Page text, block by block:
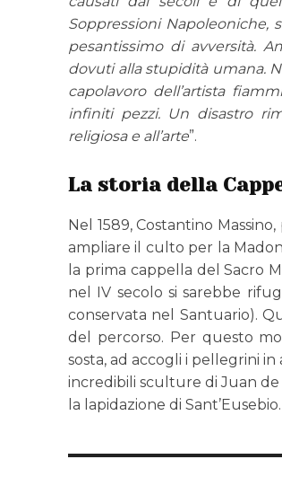
Soppressioni Napoleoniche,
pesantissimo di avversità.
dovuti alla stupidità umana.
capolavoro dell’artista
infiniti pezzi. Un disastro
religiosa e all’arte”.
La storia della
Nel 1589, Costantino
ampliare il culto per la
la prima cappella del Sacro
nel IV secolo si sarebbe
conservata nel Santuario).
del percorso. Per questo
sosta, ad accogli i pellegrini
incredibili sculture di Juan
la lapidazione di Sant’Eusebio.